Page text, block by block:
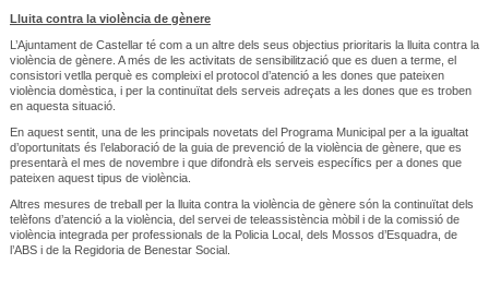
Lluita contra la violència de gènere
L’Ajuntament de Castellar té com a un altre dels seus objectius prioritaris la lluita contra la
violència de gènere. A més de les activitats de sensibilització que es duen a terme, el
consistori vetlla perquè es compleixi el protocol d’atenció a les dones que pateixen
violència domèstica, i per la continuïtat dels serveis adreçats a les dones que es troben
en aquesta situació.
En aquest sentit, una de les principals novetats del Programa Municipal per a la igualtat
d’oportunitats és l’elaboració de la guia de prevenció de la violència de gènere, que es
presentarà el mes de novembre i que difondrà els serveis específics per a dones que
pateixen aquest tipus de violència.
Altres mesures de treball per la lluita contra la violència de gènere són la continuïtat dels
telèfons d’atenció a la violència, del servei de teleassistència mòbil i de la comissió de
violència integrada per professionals de la Policia Local, dels Mossos d’Esquadra, de
l’ABS i de la Regidoria de Benestar Social.